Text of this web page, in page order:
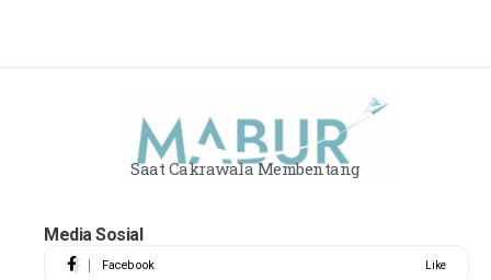
Saat Cakrawala Membentang
Media Sosial
Facebook Like